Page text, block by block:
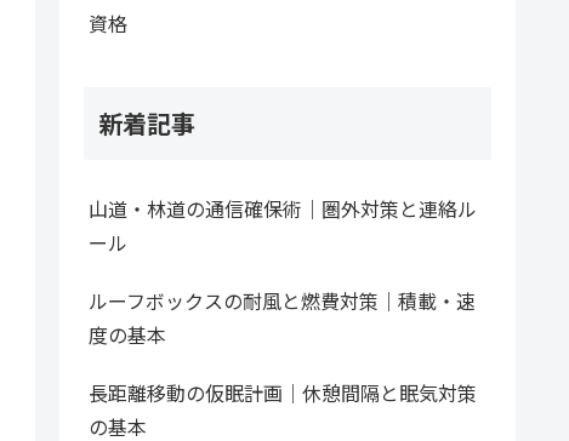
資格
新着記事
山道・林道の通信確保術｜圏外対策と連絡ル
ール
ルーフボックスの耐風と燃費対策｜積載・速
度の基本
長距離移動の仮眠計画｜休憩間隔と眠気対策
の基本